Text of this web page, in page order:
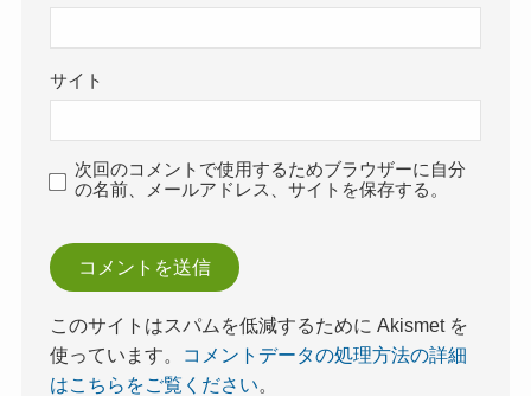
サイト
次回のコメントで使用するためブラウザーに自分
の名前、メールアドレス、サイトを保存する。
このサイトはスパムを低減するために Akismet を
使っています。
コメントデータの処理方法の詳細
はこちらをご覧ください。